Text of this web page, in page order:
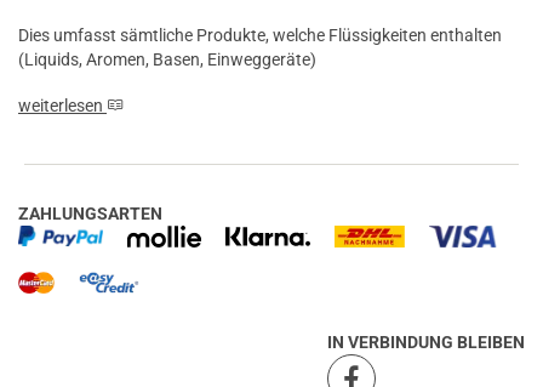
Dies umfasst sämtliche Produkte, welche Flüssigkeiten enthalten
(Liquids, Aromen, Basen, Einweggeräte)
weiterlesen
ZAHLUNGSARTEN
IN VERBINDUNG BLEIBEN